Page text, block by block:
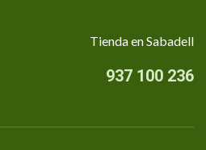
Tienda en Sabadell
937 100 236